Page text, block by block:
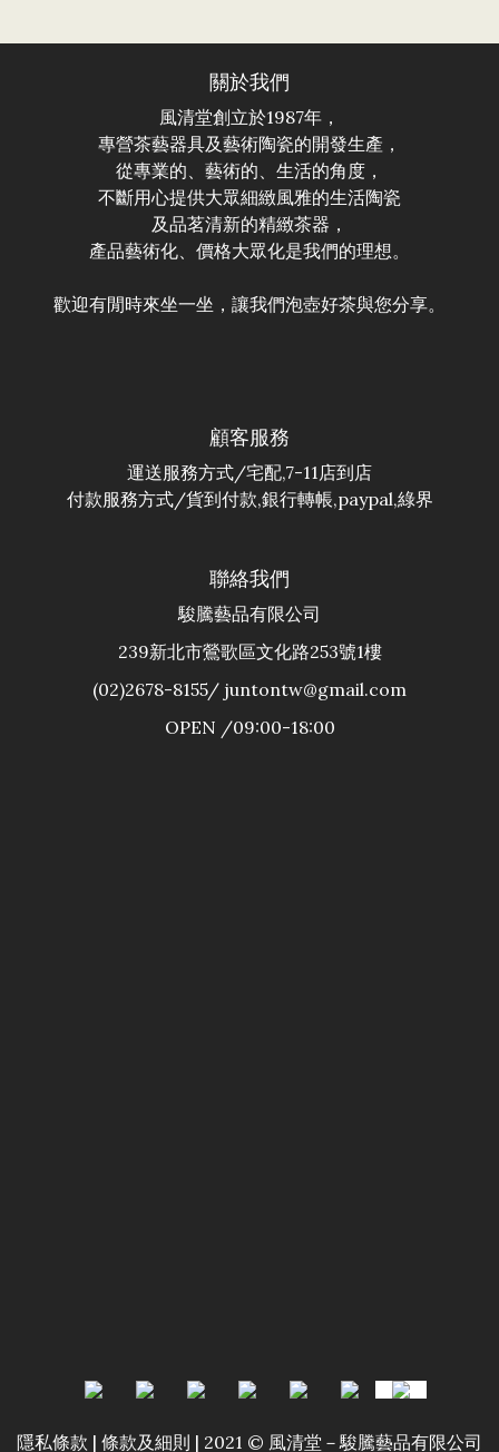
關於我們
風清堂創立於1987年，
專營茶藝器具及藝術陶瓷的開發生產，
從專業的、藝術的、生活的角度，
不斷用心提供大眾細緻風雅的生活陶瓷
及品茗清新的精緻茶器，
產品藝術化、價格大眾化是我們的理想。
歡迎有閒時來坐一坐，讓我們泡壺好茶與您分享。
顧客服務
運送服務方式/宅配,7-11店到店
付款服務方式/貨到付款,銀行轉帳,paypal,綠界
聯絡我們
駿騰藝品有限公司
239新北市鶯歌區文化路253號1樓
(02)2678-8155/ juntontw@gmail.com
OPEN /09:00-18:00
隱私條款 | 條款及細則 | 2021 © 風清堂－駿騰藝品有限公司